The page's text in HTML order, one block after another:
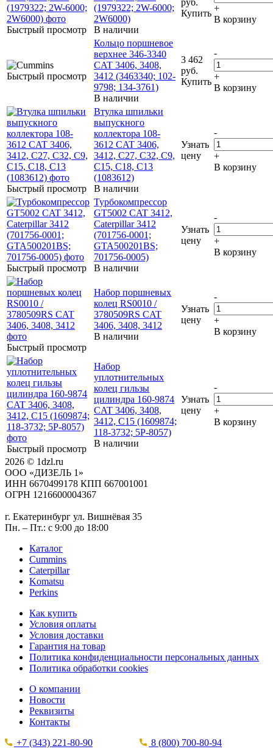
Быстрый просмотр
(1979322; 2W-6000;
2W6000)
В наличии
Купить +
В корзину
Быстрый просмотр
Кольцо поршневое
верхнее 346-3340
CAT 3406, 3408,
3412 (3463340; 102-
9798; 134-3761)
В наличии
3 462
руб.
Купить
-
+
В корзину
Быстрый просмотр
Втулка шпильки
выпускного
коллектора 108-
3612 CAT 3406,
3412, C27, C32, C9,
C15, C18, C13
(1083612)
В наличии
Узнать
цену
-
+
В корзину
Быстрый просмотр
Турбокомпрессор
GT5002 CAT 3412,
Caterpillar 3412
(701756-0001;
GTA500201BS;
701756-0005)
В наличии
Узнать
цену
-
+
В корзину
Быстрый просмотр
Набор поршневых
колец RS0010 /
3780509RS CAT
3406, 3408, 3412
В наличии
Узнать
цену
-
+
В корзину
Быстрый просмотр
Набор
уплотнительных
колец гильзы
цилиндра 160-9874
CAT 3406, 3408,
3412, C15 (1609874;
118-3732; 5P-8057)
В наличии
Узнать
цену
-
+
В корзину
2026 © 1dzl.ru
ООО «ДИЗЕЛЬ 1»
ИНН 6670499178 КПП 667001001
ОГРН 1216600004367
г. Екатеринбург ул. Вишнёвая 35
Пн. – Пт.: с 9:00 до 18:00
Каталог
Cummins
Caterpillar
Komatsu
Perkins
Как купить
Условия оплаты
Условия доставки
Гарантия на товар
Политика конфиденциальности персональных данных
Политика обработки cookies
О компании
Новости
Реквизиты
Контакты
+7 (343) 221-80-90
8 (800) 700-80-94